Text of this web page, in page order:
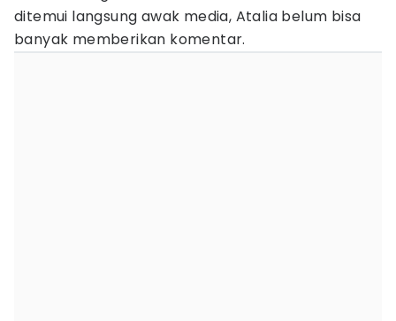
ditemui langsung awak media, Atalia belum bisa
banyak memberikan komentar.